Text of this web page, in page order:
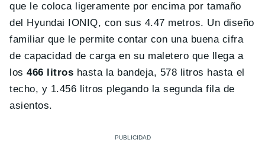
que le coloca ligeramente por encima por tamaño
del Hyundai IONIQ, con sus 4.47 metros. Un diseño
familiar que le permite contar con una buena cifra
de capacidad de carga en su maletero que llega a
los466 litros hasta la bandeja, 578 litros hasta el
techo, y 1.456 litros plegando la segunda fila de
asientos.